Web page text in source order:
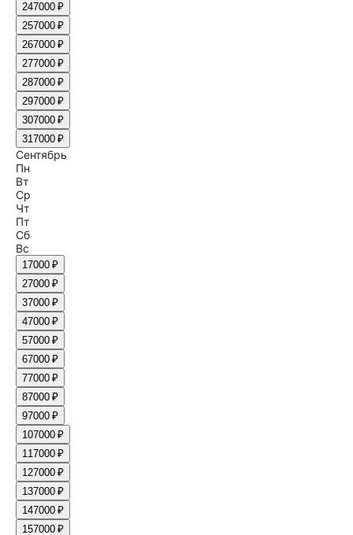
247000 ₽
257000 ₽
267000 ₽
277000 ₽
287000 ₽
297000 ₽
307000 ₽
317000 ₽
Сентябрь
Пн
Вт
Ср
Чт
Пт
Сб
Вс
17000 ₽
27000 ₽
37000 ₽
47000 ₽
57000 ₽
67000 ₽
77000 ₽
87000 ₽
97000 ₽
107000 ₽
117000 ₽
127000 ₽
137000 ₽
147000 ₽
157000 ₽